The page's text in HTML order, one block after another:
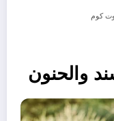
كوم
والحنون